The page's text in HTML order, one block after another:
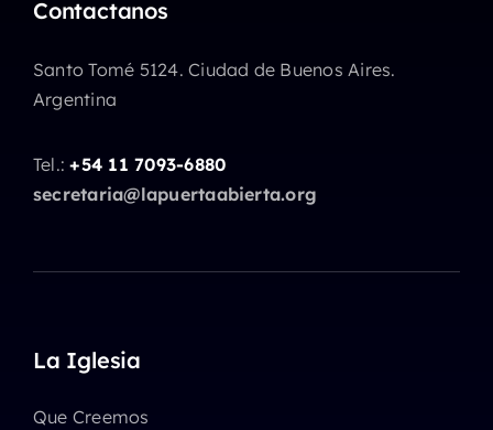
Contactanos
Santo Tomé 5124. Ciudad de Buenos Aires.
Argentina
Tel.:+54 11 7093-6880
secretaria@lapuertaabierta.org
La Iglesia
Que Creemos